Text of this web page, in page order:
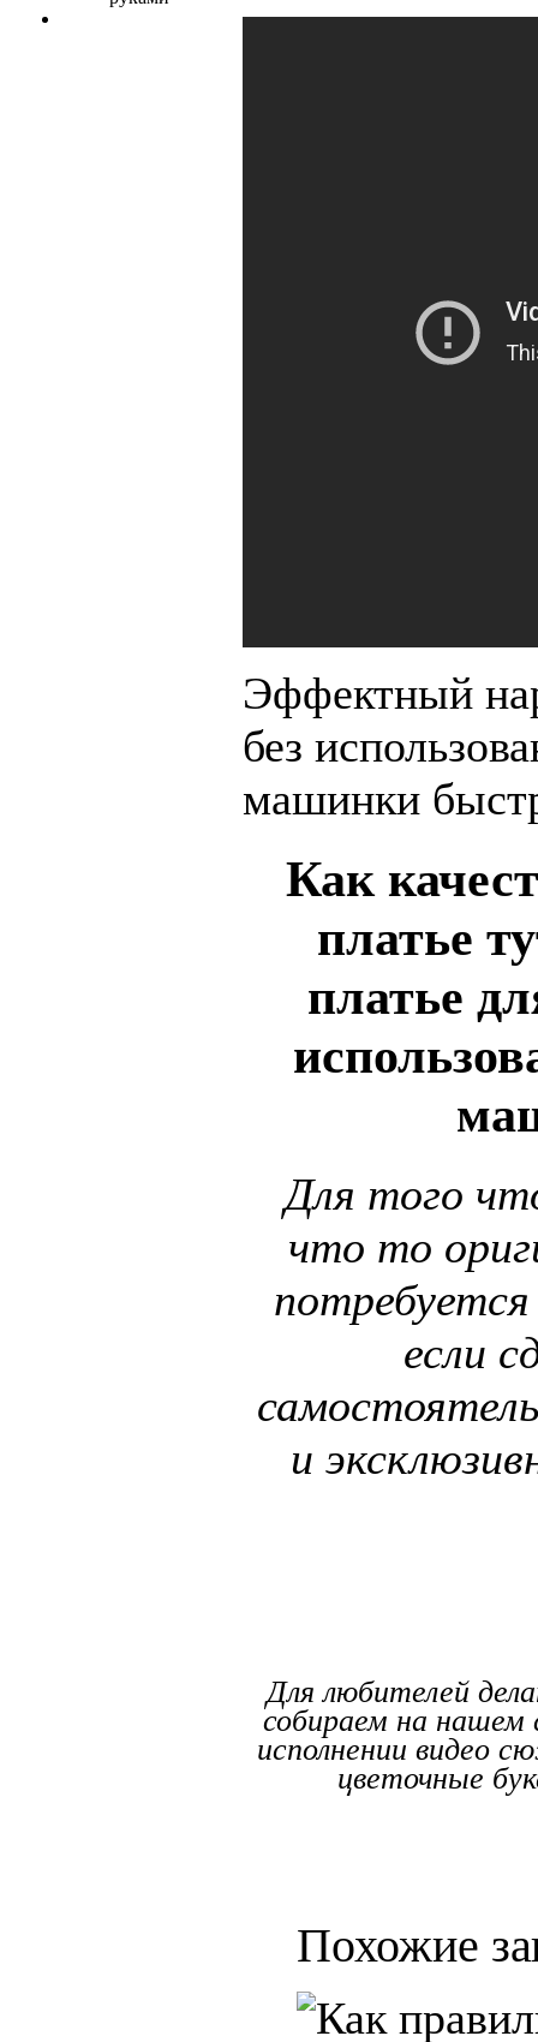
Эффектный
без
машинки
Как
платье
платье
Для того
что то
если
и
Для любителей
собираем на нашем
исполнении видео
цветочные
Похожие